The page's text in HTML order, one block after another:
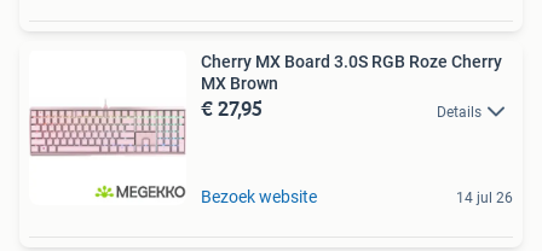
Cherry MX Board 3.0S RGB Roze Cherry
MX Brown
€ 27,95 Details
Bezoek website 14 jul 26